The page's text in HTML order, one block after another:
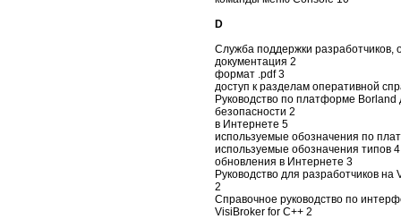
D
Служба поддержки разработчиков,
документация 2
формат .pdf 3
доступ к разделам оперативной
Руководство по платформе Borland
безопасности 2
в Интернете 5
используемые обозначения по
используемые обозначения типов 4
обновления в Интернете 3
Руководство для разработчиков на
2
Справочное руководство по
VisiBroker for C++ 2